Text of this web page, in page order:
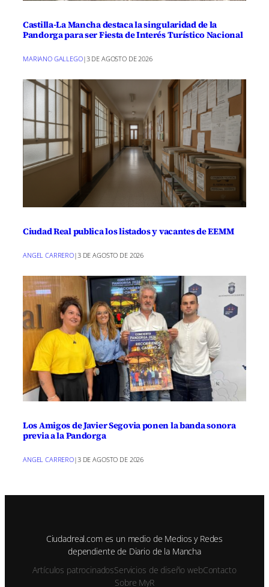
Castilla-La Mancha destaca la singularidad de la
Pandorga para ser Fiesta de Interés Turístico Nacional
MARIANO GALLEGO|3 DE AGOSTO DE 2026
Ciudad Real publica los listados y vacantes de EEMM
ANGEL CARRERO|3 DE AGOSTO DE 2026
Los Amigos de Javier Segovia ponen la banda sonora
previa a la Pandorga
ANGEL CARRERO|3 DE AGOSTO DE 2026
Ciudadreal.com es un medio de Medios y Redes
dependiente de Diario de la Mancha
Artículos patrocinadosServicios de diseño webContacto
Sobre MyR